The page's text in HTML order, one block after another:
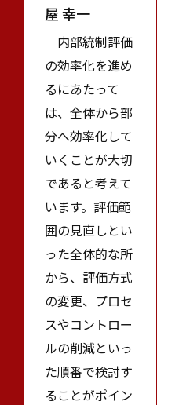
屋 幸一
内部統制評価
の効率化を進め
るにあたって
は、全体から部
分へ効率化して
いくことが大切
であると考えて
います。評価範
囲の見直しとい
った全体的な所
から、評価方式
の変更、プロセ
スやコントロー
ルの削減といっ
た順番で検討す
ることがポイン